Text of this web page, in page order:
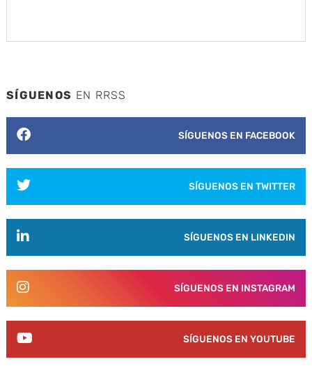
SÍGUENOS EN RRSS
SÍGUENOS EN FACEBOOK
SÍGUENOS EN TWITTER
SÍGUENOS EN LINKEDIN
SÍGUENOS EN INSTAGRAM
SÍGUENOS EN YOUTUBE